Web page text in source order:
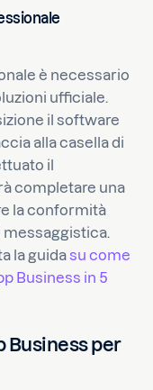
è necessario
ufficiale.
il software
alla casella di
il
completare una
la conformità
la guidasu come
Business in 5
Business per